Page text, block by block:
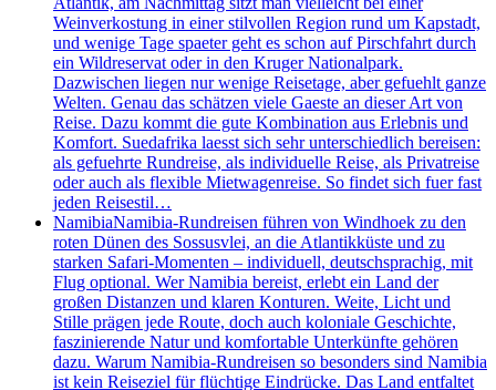
Weinverkostung in einer stilvollen Region rund um Kapstadt,
und wenige Tage spaeter geht es schon auf Pirschfahrt durch
ein Wildreservat oder in den Kruger Nationalpark.
Dazwischen liegen nur wenige Reisetage, aber gefuehlt ganze
Welten. Genau das schätzen viele Gaeste an dieser Art von
Reise. Dazu kommt die gute Kombination aus Erlebnis und
Komfort. Suedafrika laesst sich sehr unterschiedlich bereisen:
als gefuehrte Rundreise, als individuelle Reise, als Privatreise
oder auch als flexible Mietwagenreise. So findet sich fuer fast
jeden Reisestil…
NamibiaNamibia-Rundreisen führen von Windhoek zu den
roten Dünen des Sossusvlei, an die Atlantikküste und zu
starken Safari-Momenten – individuell, deutschsprachig, mit
Flug optional. Wer Namibia bereist, erlebt ein Land der
großen Distanzen und klaren Konturen. Weite, Licht und
Stille prägen jede Route, doch auch koloniale Geschichte,
faszinierende Natur und komfortable Unterkünfte gehören
dazu. Warum Namibia-Rundreisen so besonders sind Namibia
ist kein Reiseziel für flüchtige Eindrücke. Das Land entfaltet